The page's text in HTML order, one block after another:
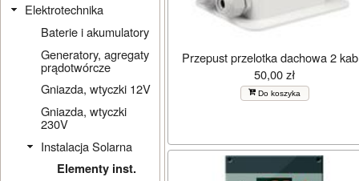
Elektrotechnika
Baterie i akumulatory
Generatory, agregaty
prądotwórcze
Gniazda, wtyczki 12V
Gniazda, wtyczki
230V
Instalacja Solarna
Elementy inst.
Przepust przelotka dachowa 2
50,00 zł
Do koszyka